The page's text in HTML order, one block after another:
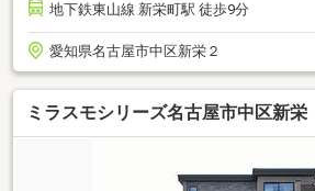
地下鉄東山線 新栄町駅 徒歩9分
愛知県名古屋市中区新栄２
ミラスモシリーズ名古屋市中区新栄